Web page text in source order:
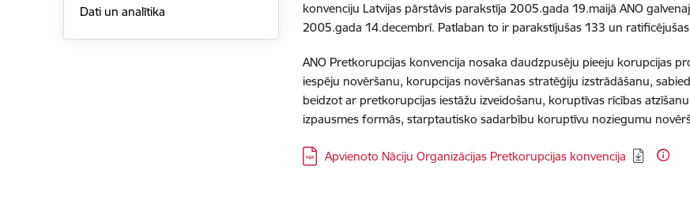
Dati un analītika
konvenciju Latvijas pārstāvis parakstīja 2005.gada 19.maijā ANO
2005.gada 14.decembrī. Patlaban to ir parakstījušas 133 un
ANO Pretkorupcijas konvencija nosaka daudzpusēju pieeju korupcijas
iespēju novēršanu, korupcijas novēršanas stratēģiju izstrādāšanu,
beidzot ar pretkorupcijas iestāžu izveidošanu, koruptīvas rīcības
izpausmes formās, starptautisko sadarbību koruptīvu noziegumu
Lejupielādēt:
Apvienoto Nāciju Organizācijas Pretkorupcijas konvencija